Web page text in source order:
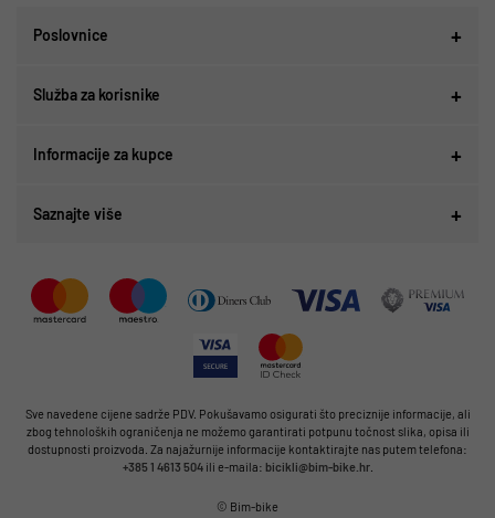
Poslovnice
Služba za korisnike
Informacije za kupce
Saznajte više
Sve navedene cijene sadrže PDV. Pokušavamo osigurati što preciznije informacije, ali
zbog tehnoloških ograničenja ne možemo garantirati potpunu točnost slika, opisa ili
dostupnosti proizvoda. Za najažurnije informacije kontaktirajte nas putem telefona:
+385 1 4613 504ili e-maila: bicikli@bim-bike.hr.
© Bim-bike